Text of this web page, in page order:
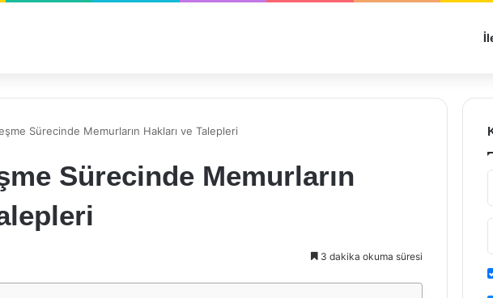
Sürecinde Memurların Hakları ve Talepleri
Sürecinde Memurların
3 dakika okuma süresi